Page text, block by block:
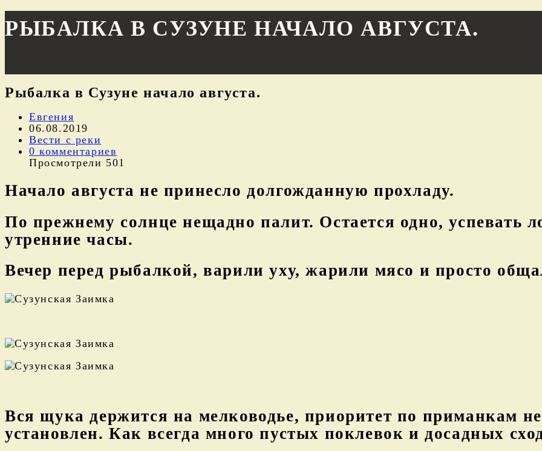
РЫБАЛКА В СУЗУНЕ НАЧАЛО АВГУСТА.
Рыбалка в Сузуне начало августа.
Евгения
06.08.2019
Вести с реки
0 комментариев
Просмотрели 501
Начало августа не принесло долгожданную прохладу.
По прежнему солнце нещадно палит. Остается одно, успевать
утренние часы.
Вечер перед рыбалкой, варили уху, жарили мясо и просто
Вся щука держится на мелководье, приоритет по приманкам не
установлен. Как всегда много пустых поклевок и досадных